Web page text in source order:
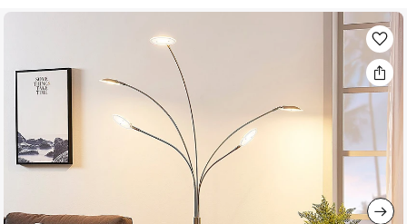
fine
della
galleria
immagini